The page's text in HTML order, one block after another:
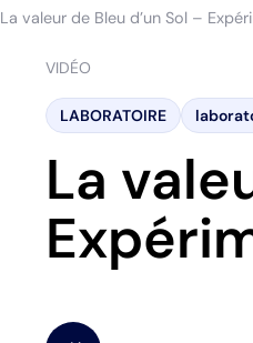
La valeur de Bleu d’un Sol –
VIDÉO
LABORATOIRE
La